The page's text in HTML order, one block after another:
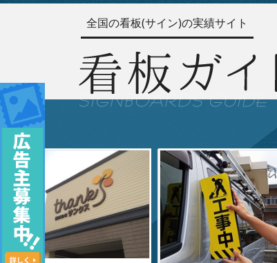
全国の看板(サイン)の実績サイト